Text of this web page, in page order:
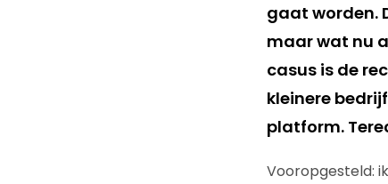
gaat worden.
maar wat nu
casus is de
kleinere
platform.
Vooropgesteld: